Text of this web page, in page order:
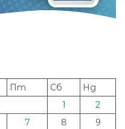
Пт Сб
Нд
1
2
7 8
9